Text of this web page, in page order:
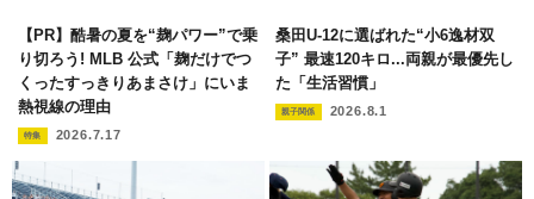
【PR】酷暑の夏を“麹パワー”で乗
り切ろう! MLB 公式「麹だけでつ
くったすっきりあまさけ」にいま
熱視線の理由
特集 2026.7.17
桑田U-12に選ばれた“小6逸材双
子” 最速120キロ...両親が最優先し
た「生活習慣」
親子関係 2026.8.1